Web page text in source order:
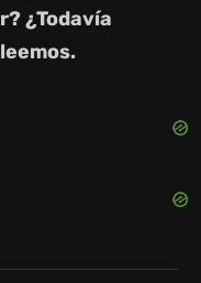
¿Todavía